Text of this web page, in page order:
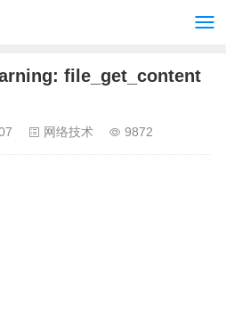
file_get_content
网络技术 9872